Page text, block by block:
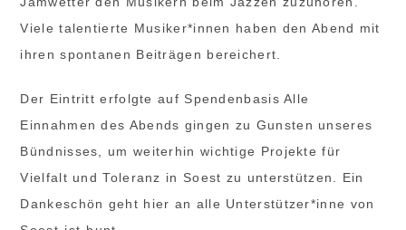
Viele talentierte Musiker*innen haben den Abend mit
ihren spontanen Beiträgen bereichert.
Der Eintritt erfolgte auf Spendenbasis Alle
Einnahmen des Abends gingen zu Gunsten unseres
Bündnisses, um weiterhin wichtige Projekte für
Vielfalt und Toleranz in Soest zu unterstützen. Ein
Dankeschön geht hier an alle Unterstützer*inne von